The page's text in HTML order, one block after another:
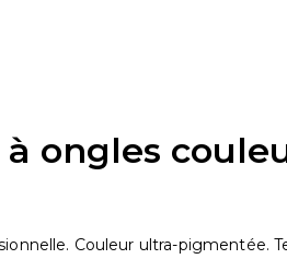
à ongles
Couleur ultra-pigmentée.